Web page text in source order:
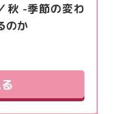
秋 -季節の変わ
のか